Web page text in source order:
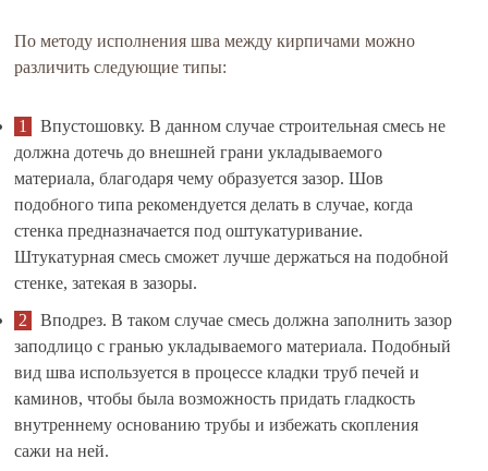
По методу исполнения шва между кирпичами можно
различить следующие типы:
Впустошовку. В данном случае строительная смесь не
должна дотечь до внешней грани укладываемого
материала, благодаря чему образуется зазор. Шов
подобного типа рекомендуется делать в случае, когда
стенка предназначается под оштукатуривание.
Штукатурная смесь сможет лучше держаться на подобной
стенке, затекая в зазоры.
Вподрез. В таком случае смесь должна заполнить зазор
заподлицо с гранью укладываемого материала. Подобный
вид шва используется в процессе кладки труб печей и
каминов, чтобы была возможность придать гладкость
внутреннему основанию трубы и избежать скопления
сажи на ней.